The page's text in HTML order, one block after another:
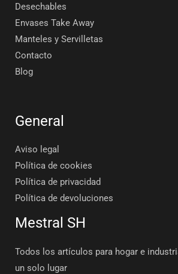
Desechables
Envases Take Away
Manteles y Servilletas
Contacto
Blog
General
Aviso legal
Política de cookies
Política de privacidad
Política de devoluciones
Mestral SH
Todos los artículos para hogar e
un solo lugar